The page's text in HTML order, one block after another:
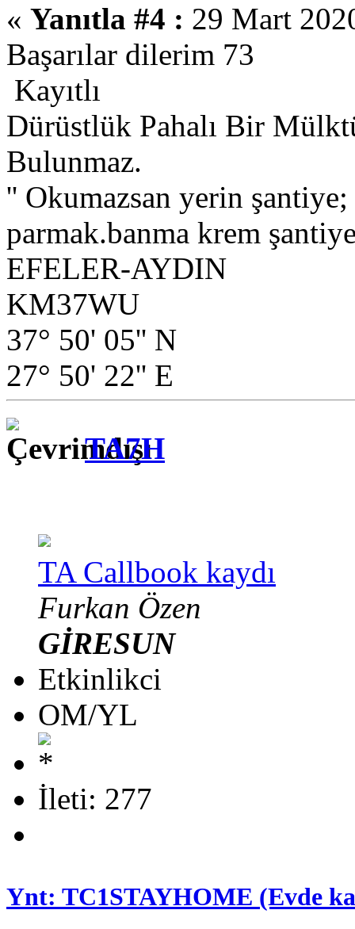
« Yanıtla #4 : 29 Mart
Başarılar dilerim 73
Kayıtlı
Dürüstlük Pahalı Bir
Bulunmaz.
'' Okumazsan yerin
parmak.banma krem
EFELER-AYDIN
KM37WU
37° 50' 05'' N
27° 50' 22'' E
TA7H
TA Callbook kaydı
Furkan Özen
GİRESUN
Etkinlikci
OM/YL
İleti: 277
Ynt: TC1STAYHOME (Evde